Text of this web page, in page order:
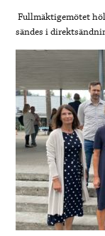
Fullmäktigemötet
sändes i